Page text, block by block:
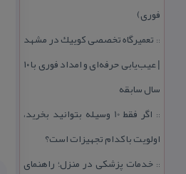
فوری)
:: تعمیرگاه تخصصی كوییك در مشهد
| عیب‌یابی حرفه‌ای و امداد فوری با ۱۰
سال سابقه
::
اگر فقط 10 وسیله بتوانید بخرید،
اولویت با كدام تجهیزات است؟
:: خدمات پزشكی در منزل؛ راهنمای